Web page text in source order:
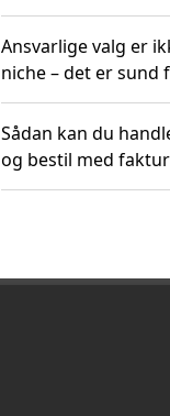
Ansvarlige valg er
niche – det er sund
Sådan kan du
og bestil med